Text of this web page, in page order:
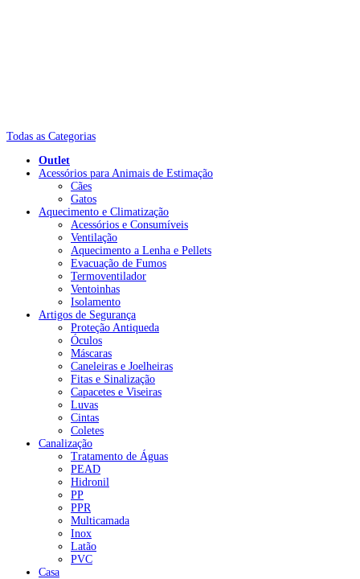
Todas as Categorias
Outlet
Acessórios para Animais de Estimação
Cães
Gatos
Aquecimento e Climatização
Acessórios e Consumíveis
Ventilação
Aquecimento a Lenha e Pellets
Evacuação de Fumos
Termoventilador
Ventoinhas
Isolamento
Artigos de Segurança
Proteção Antiqueda
Óculos
Máscaras
Caneleiras e Joelheiras
Fitas e Sinalização
Capacetes e Viseiras
Luvas
Cintas
Coletes
Canalização
Tratamento de Águas
PEAD
Hidronil
PP
PPR
Multicamada
Inox
Latão
PVC
Casa